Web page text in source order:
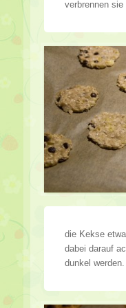
verbrennen
die Kekse etwa
dabei darauf
dunkel werden.